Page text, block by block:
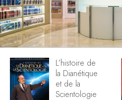
L’histoire de
la Dianétique
et de la
Scientologie